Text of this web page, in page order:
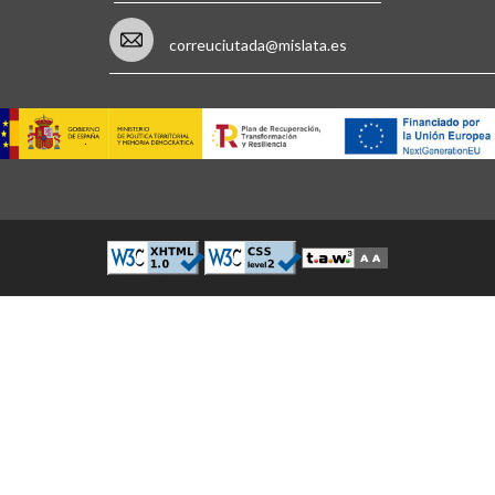
correuciutada@mislata.es